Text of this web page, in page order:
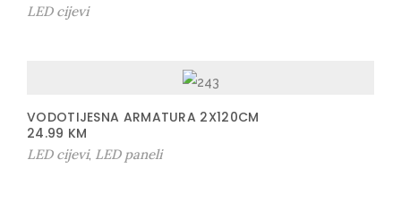
LED cijevi
VODOTIJESNA ARMATURA 2X120CM
24.99 KM
LED cijevi, LED paneli